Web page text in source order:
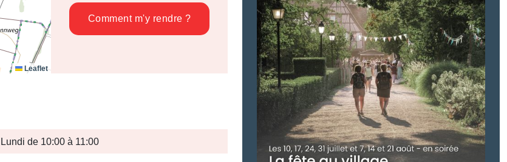
Leaflet
Comment m'y rendre ?
Lundi de 10:00 à 11:00